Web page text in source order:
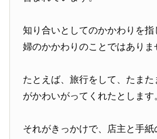
知り合いとしてのかかわりを
婦のかかわりのことではありま
たとえば、旅行をして、たま
がかわいがってくれたとします
それがきっかけで、店主と手紙